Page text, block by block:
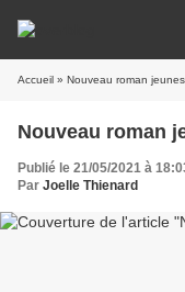
Accueil » Nouveau roman
Nouveau roman
Publié le 21/05/2021 à
Par Joelle Thienard